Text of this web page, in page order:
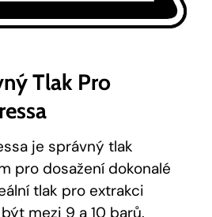
Tlak Pro
je správný tlak
pro dosažení dokonalé
tlak pro extrakci
mezi 9 a 10 barů.